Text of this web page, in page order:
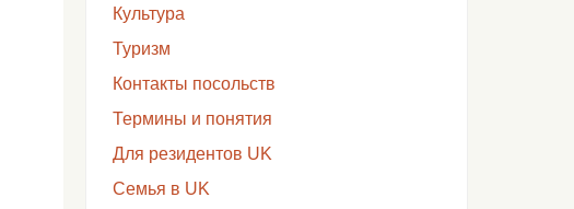
Культура
Туризм
Контакты посольств
Термины и понятия
Для резидентов UK
Семья в UK